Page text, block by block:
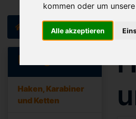
kommen oder um
Alle akzeptieren
Katalog Haken,
Kategorien
Haken, Karabiner
und Ketten